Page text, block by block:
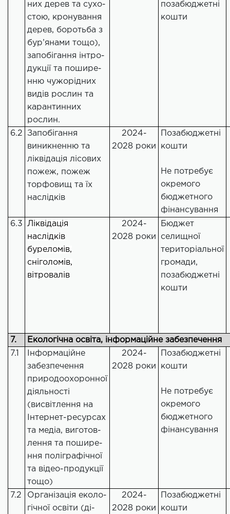
них дерев та сухо-
стою, кронування
дерев, боротьба з
бур’янами тощо),
запобігання інтро-
дукції та пошире-
нню чужорідних
видів рослин та
карантинних
рослин.
позабюджетні
кошти
6.2
Запобігання
виникненню та
ліквідація лісових
пожеж, пожеж
торфовищ та їх
наслідків
2024-
2028 роки
Позабюджетні
кошти
Не потребує
окремого
бюджетного
фінансування
6.3
Ліквідація
наслідків
буреломів,
сніголомів,
вітровалів
2024-
2028 роки
Бюджет
селищної
територіальної
громади,
позабюджетні
кошти
7.
Екологічна освіта, інформаційне забезпечення
7.1
Інформаційне
забезпечення
природоохоронної
діяльності
(висвітлення на
Інтернет-ресурсах
та медіа, виготов-
лення та пошире-
ння поліграфічної
та відео-продукції
тощо)
2024-
2028 роки
Позабюджетні
кошти
Не потребує
окремого
бюджетного
фінансування
7.2
Організація еколо-
гічної освіти (ді-
2024-
2028 роки
Позабюджетні
кошти